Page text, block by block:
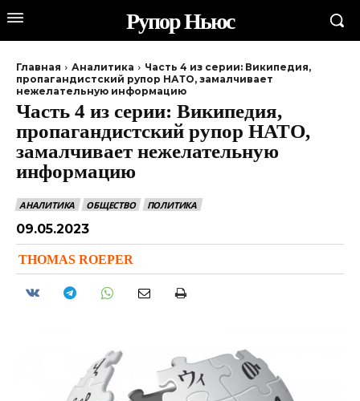
Рупор Ньюс
Главная Аналитика
Часть 4 из серии: Википедия,
пропагандистский рупор НАТО, замалчивает
нежелательную информацию
Часть 4 из серии: Википедия,
пропагандистский рупор НАТО,
замалчивает нежелательную
информацию
АНАЛИТИКА ОБЩЕСТВО ПОЛИТИКА
09.05.2023
THOMAS ROEPER